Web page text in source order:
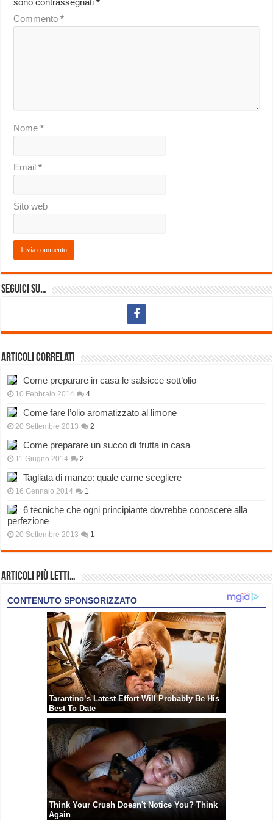
sono contrassegnati*
Commento*
Nome*
Email*
Sito web
Seguici su…
Articoli correlati
Come preparare in casa le salsicce sott’olio
10 Febbraio 2014 4
Come fare l’olio aromatizzato al limone
20 Settembre 2013 2
Come preparare un succo di frutta in casa
11 Giugno 2014 2
Tagliata di manzo: quale carne scegliere
16 Gennaio 2014 1
6 tecniche che ogni principiante dovrebbe conoscere alla
perfezione
20 Settembre 2013 1
Articoli più Letti…